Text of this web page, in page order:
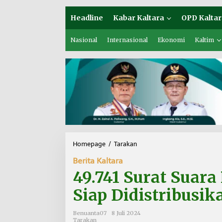
Headline Kabar Kaltara OPD
Nasional Internasional Ekonomi Kaltim
Homepage / Tarakan
1
r
Berita Kaltara
49.741 Surat
Siap
Benuanta07
8 Juli 2024
Tarakan